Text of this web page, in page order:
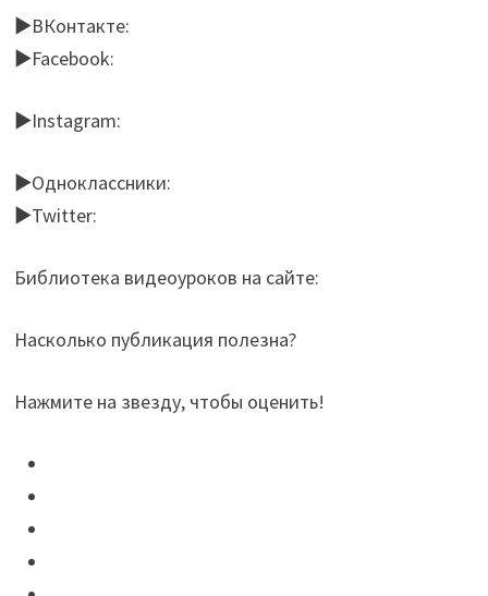
►ВКонтакте:
►Facebook:
►Instagram:
►Одноклассники:
►Twitter:
Библиотека видеоуроков на сайте:
Насколько публикация полезна?
Нажмите на звезду, чтобы оценить!